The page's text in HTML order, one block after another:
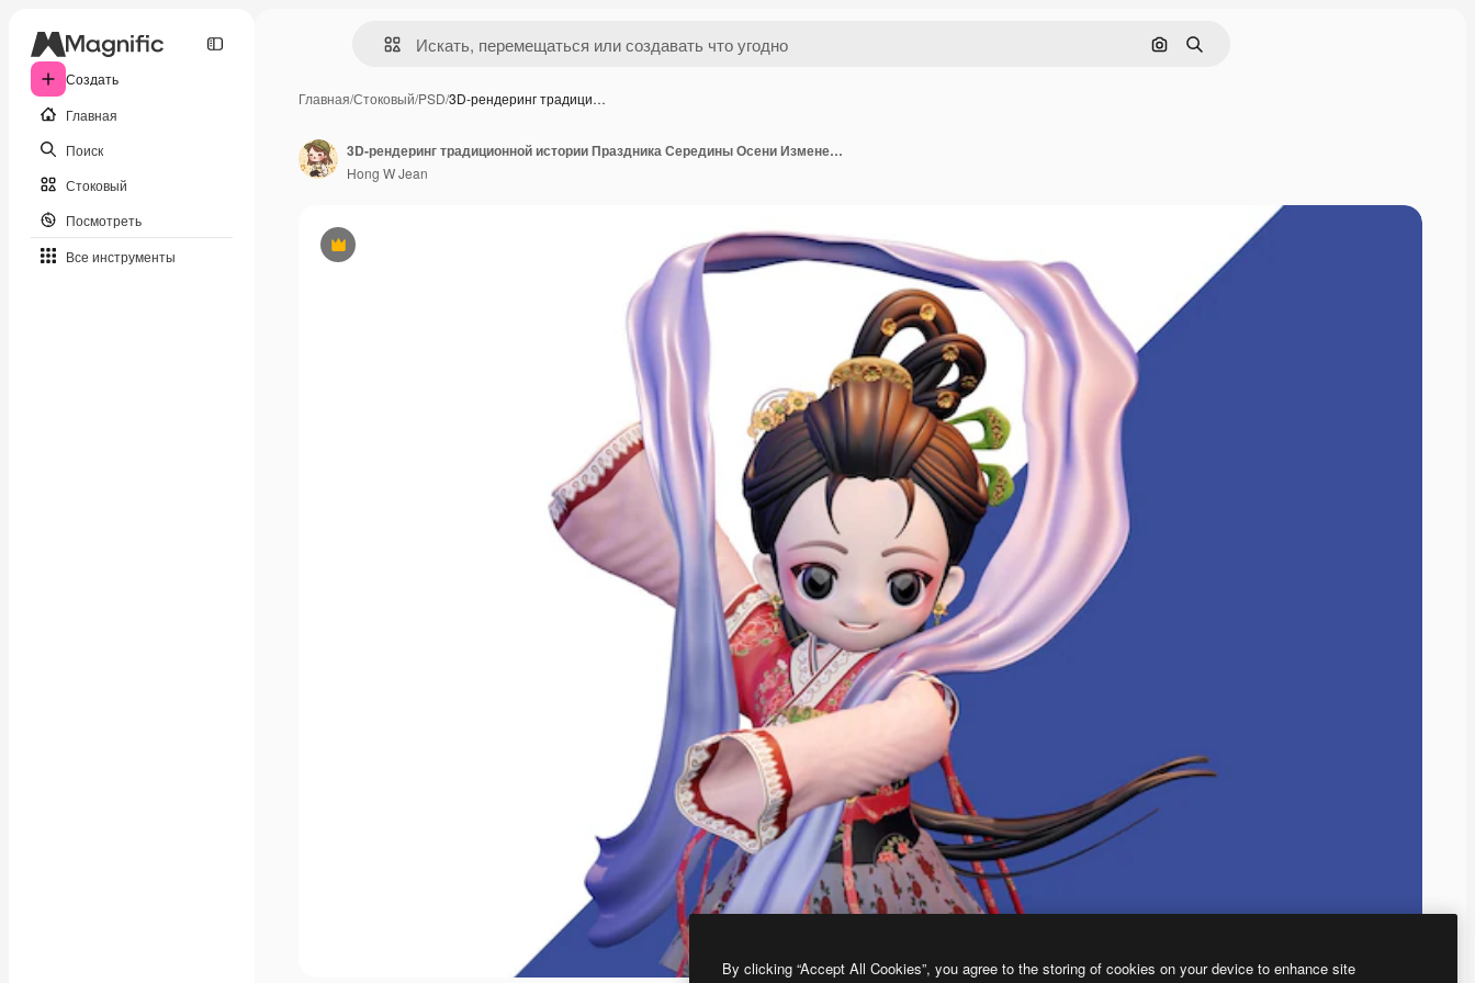
Создать
Главная
Поиск
Стоковый
Посмотреть
Все инструменты
Поиск по изображению
Поиск
Главная/Стоковый/PSD/3D-рендеринг традици…
Премиум
3D-рендеринг традиционной истории Праздника Середины Осени Изменение полета на Луну
Hong W Jean
By clicking “Accept All Cookies”, you agree to the storing of cookies on your device to enhance site